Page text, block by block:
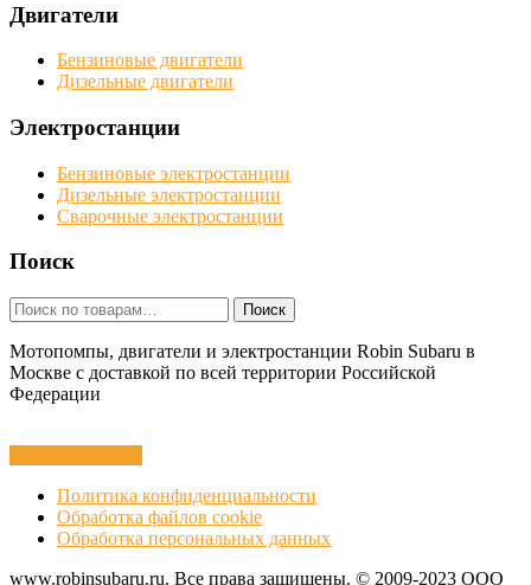
Двигатели
Бензиновые двигатели
Дизельные двигатели
Электростанции
Бензиновые электростанции
Дизельные электростанции
Сварочные электростанции
Поиск
Искать: Поиск
Мотопомпы, двигатели и электростанции Robin Subaru в
Москве с доставкой по всей территории Российской
Федерации
Политика конфиденциальности
Обработка файлов cookie
Обработка персональных данных
www.robinsubaru.ru. Все права защищены. © 2009-2023 ООО